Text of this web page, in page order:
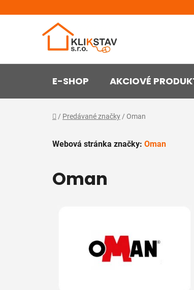
na
E-SHOP AKCIOVÉ
Domov
/ Predávané značky / Oman
Webová stránka značky: Oman
Oman